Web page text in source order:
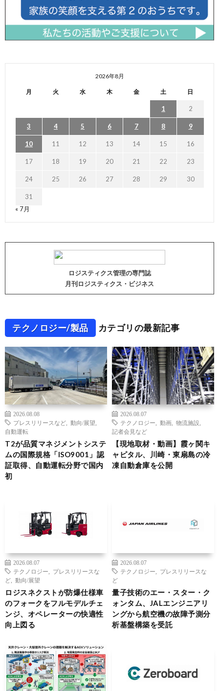
2026年8月
月 火 水 木 金 土 日
1 2
3 4 5 6 7 8 9
10 11 12 13 14 15 16
17 18 19 20 21 22 23
24 25 26 27 28 29 30
31
« 7月
ロジスティクス管理の専門誌
月刊ロジスティクス・ビジネス
テクノロジー/製品 カテゴリの最新記事
2026.08.08
プレスリリースなど
動向/展望
自動運転
T2が品質マネジメントシステ
ムの国際規格「ISO9001」認
証取得、自動運転分野で国内
初
2026.08.07
テクノロジー
動画 物流施設
記者会見など
【現地取材・動画】霞ヶ関キ
ャピタル、川崎・東扇島の冷
凍自動倉庫を公開
2026.08.07
テクノロジー
プレスリリースな
ど
動向/展望
ロジスネクストが防爆仕様車
のフォークをフルモデルチェ
ンジ、オペレーターの快適性
向上図る
2026.08.07
テクノロジー
プレスリリースな
ど
量子技術のエー・スター・ク
ォンタム、JALエンジニアリ
ングから航空機の故障予測分
析基盤構築を受託